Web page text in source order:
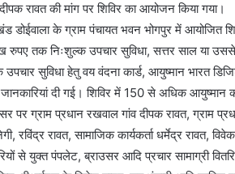
रावत की मांग पर शिविर का आयोजन किया गया।
डोईवाला के ग्राम पंचायत भवन भोगपुर में आयोजित
रुपए तक निःशुल्क उपचार सुविधा, सत्तर साल या
उपचार सुविधा हेतु वय वंदना कार्ड, आयुष्मान भारत
दी गई। शिविर में 150 से अधिक आयुष्मान
पर ग्राम प्रधान रखवाल गांव दीपक रावत, ग्राम
रविंद्र रावत, सामाजिक कार्यकर्ता धर्मेद्र रावत,
से युक्त पंपलेट, ब्राउसर आदि प्रचार सामाग्री